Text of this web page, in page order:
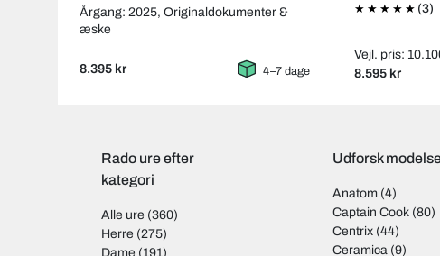
Årgang: 2025, Originaldokumenter &
æske
8.395 kr 4–7 dage
(3)
Vejl. pris:
8.595 kr
Rado ure efter
kategori
Alle ure (360)
Herre (275)
Dame (191)
Udforsk
Anatom (4)
Captain Cook (80)
Centrix (44)
Ceramica (9)